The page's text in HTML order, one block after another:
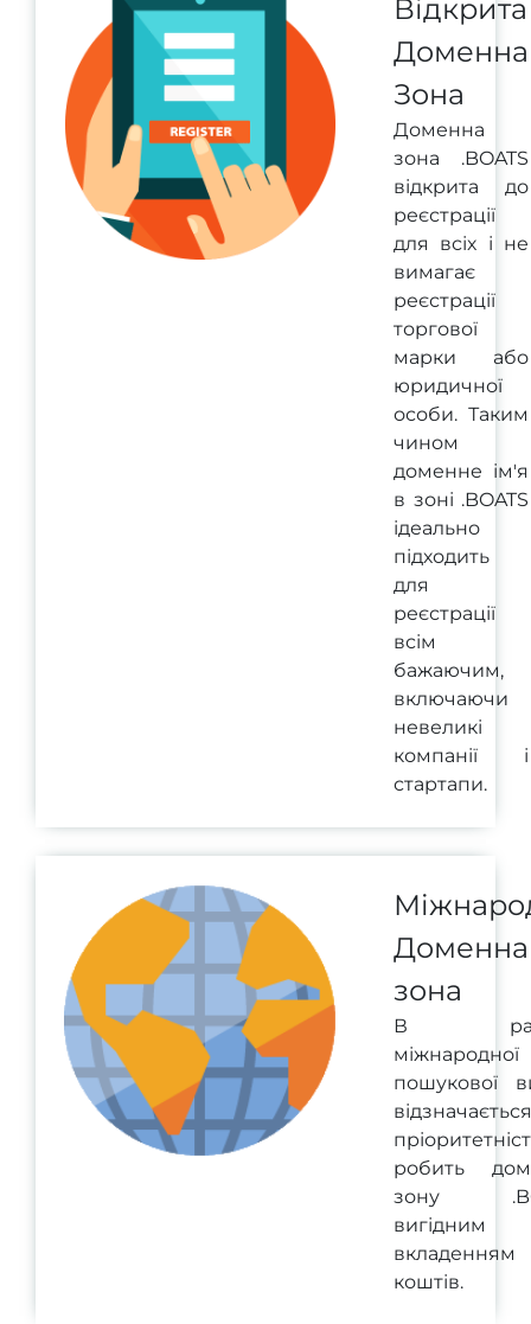
Відкрита
Доменна
Зона
Доменна
зона .BOATS
відкрита до
реєстрації
для всіх і не
вимагає
реєстрації
торгової
марки або
юридичної
особи. Таким
чином
доменне ім'я
в зоні .BOATS
ідеально
підходить
для
реєстрації
всім
бажаючим,
включаючи
невеликі
компанії і
стартапи.
Доменна
зона
В
міжнародної
пошукової
відзначається
робить
зону
вигідним
вкладенням
коштів.